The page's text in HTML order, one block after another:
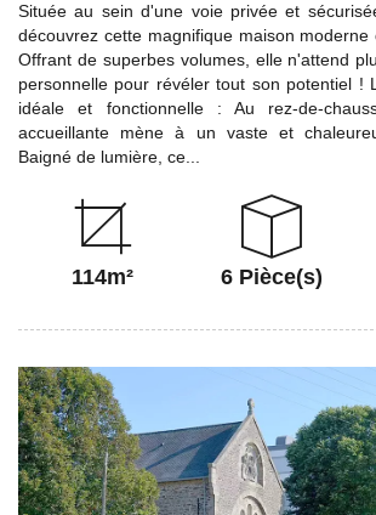
Située au sein d'une voie privée et
découvrez cette magnifique maison moderne
Offrant de superbes volumes, elle n'attend
personnelle pour révéler tout son potentiel !
idéale et fonctionnelle : Au rez-de-
accueillante mène à un vaste et
Baigné de lumière, ce...
114m² 6 Pièce(s)